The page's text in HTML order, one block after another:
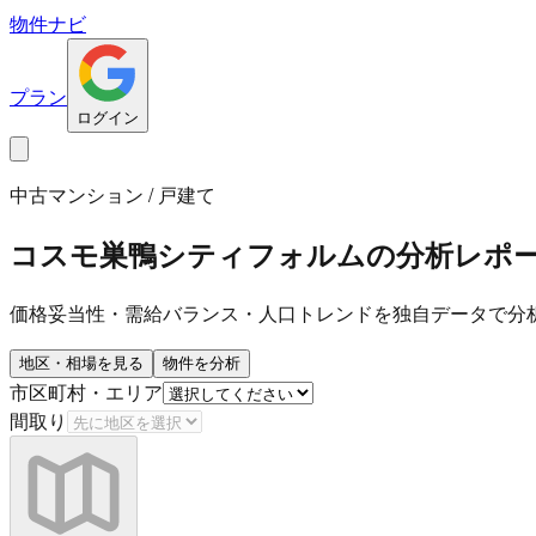
物件ナビ
プラン
ログイン
中古マンション / 戸建て
コスモ巣鴨シティフォルムの分析レポ
価格妥当性・需給バランス・人口トレンドを独自データで分
地区・相場を見る 物件を分析
市区町村・エリア
間取り